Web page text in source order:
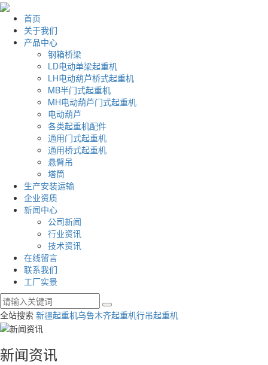
首页
关于我们
产品中心
钢箱桥梁
LD电动单梁起重机
LH电动葫芦桥式起重机
MB半门式起重机
MH电动葫芦门式起重机
电动葫芦
各类起重机配件
通用门式起重机
通用桥式起重机
悬臂吊
塔筒
生产安装运输
企业资质
新闻中心
公司新闻
行业资讯
技术资讯
在线留言
联系我们
工厂实景
全站搜索 新疆起重机乌鲁木齐起重机行吊起重机
新闻资讯